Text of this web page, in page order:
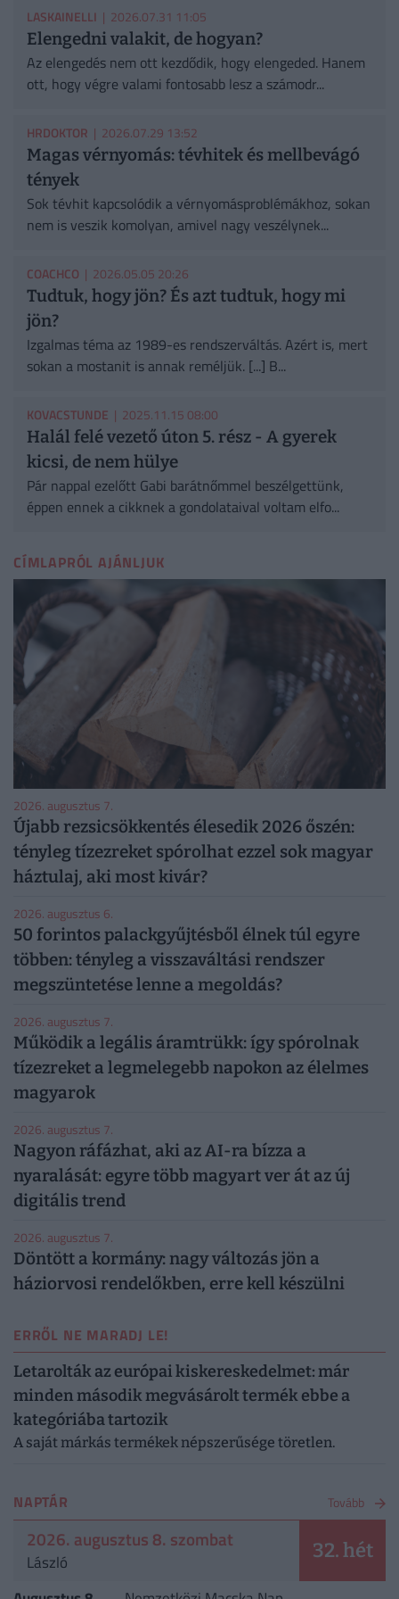
LASKAINELLI | 2026.07.31 11:05
Elengedni valakit, de hogyan?
Az elengedés nem ott kezdődik, hogy elengeded. Hanem
ott, hogy végre valami fontosabb lesz a számodr...
HRDOKTOR | 2026.07.29 13:52
Magas vérnyomás: tévhitek és mellbevágó
tények
Sok tévhit kapcsolódik a vérnyomásproblémákhoz, sokan
nem is veszik komolyan, amivel nagy veszélynek...
COACHCO | 2026.05.05 20:26
Tudtuk, hogy jön? És azt tudtuk, hogy mi
jön?
Izgalmas téma az 1989-es rendszerváltás. Azért is, mert
sokan a mostanit is annak reméljük. [...] B...
KOVACSTUNDE | 2025.11.15 08:00
Halál felé vezető úton 5. rész - A gyerek
kicsi, de nem hülye
Pár nappal ezelőtt Gabi barátnőmmel beszélgettünk,
éppen ennek a cikknek a gondolataival voltam elfo...
CÍMLAPRÓL AJÁNLJUK
2026. augusztus 7.
Újabb rezsicsökkentés élesedik 2026 őszén:
tényleg tízezreket spórolhat ezzel sok magyar
háztulaj, aki most kivár?
2026. augusztus 6.
50 forintos palackgyűjtésből élnek túl egyre
többen: tényleg a visszaváltási rendszer
megszüntetése lenne a megoldás?
2026. augusztus 7.
Működik a legális áramtrükk: így spórolnak
tízezreket a legmelegebb napokon az élelmes
magyarok
2026. augusztus 7.
Nagyon ráfázhat, aki az AI-ra bízza a
nyaralását: egyre több magyart ver át az új
digitális trend
2026. augusztus 7.
Döntött a kormány: nagy változás jön a
háziorvosi rendelőkben, erre kell készülni
ERRŐL NE MARADJ LE!
Letarolták az európai kiskereskedelmet: már
minden második megvásárolt termék ebbe a
kategóriába tartozik
A saját márkás termékek népszerűsége töretlen.
NAPTÁR Tovább
2026. augusztus 8. szombat
László 32. hét